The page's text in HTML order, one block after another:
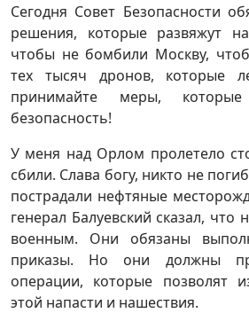
Сегодня Совет Безопасности
решения, которые развяжут
чтобы не бомбили Москву,
тех тысяч дронов, которые
принимайте меры,
безопасность!
У меня над Орлом пролетело
сбили. Слава богу, никто не
пострадали нефтяные
генерал Балуевский сказал, что
военным. Они обязаны
приказы. Но они должны
операции, которые позволят
этой напасти и нашествия.